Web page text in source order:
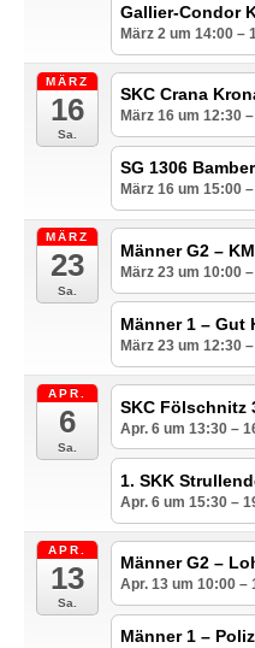
Gallier-Condor
März 2 um 14:00 –
MÄRZ
16
Sa.
SKC Crana
März 16 um 12:30
SG 1306
März 16 um 15:00
MÄRZ
23
Sa.
Männer G2 –
März 23 um 10:00
Männer 1 – Gut
März 23 um 12:30
APR.
6
Sa.
SKC Fölschnitz
Apr. 6 um 13:30 –
1. SKK
Apr. 6 um 15:30 –
APR.
13
Sa.
Männer G2 –
Apr. 13 um 10:00 –
Männer 1 –